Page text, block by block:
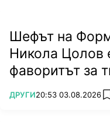
Шефът на
Никола Цолов
фаворитът за
ПОВЕЧЕ ОТ
ДРУГИ20:53 03.08.2026